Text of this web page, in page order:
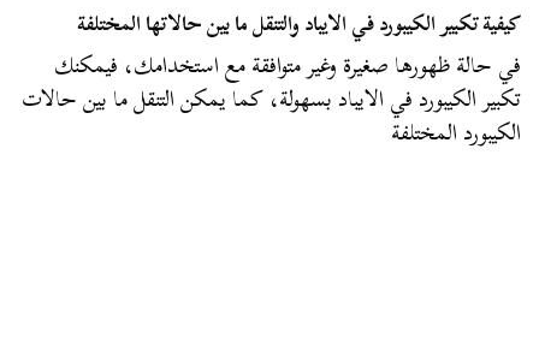
كيفية تكبير الكيبورد في الايباد والتنقل ما بين حالاتها المختلفة
في حالة ظهورها صغيرة وغير متوافقة مع استخدامك، فيمكنك
تكبير الكيبورد في الايباد بسهولة، كما يمكن التنقل ما بين حالات
الكيبورد المختلفة